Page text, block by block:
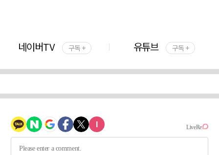
네이버TV 구독 + 유튜브 구독 +